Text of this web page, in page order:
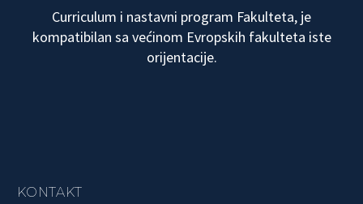
Curriculum i nastavni program Fakulteta, je
kompatibilan sa većinom Evropskih fakulteta iste
orijentacije.
KONTAKT